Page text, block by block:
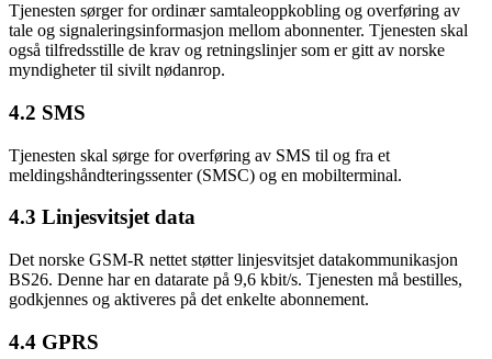
Tjenesten sørger for ordinær samtaleoppkobling og overføring av
tale og signaleringsinformasjon mellom abonnenter. Tjenesten skal
også tilfredsstille de krav og retningslinjer som er gitt av norske
myndigheter til sivilt nødanrop.
4.2 SMS
Tjenesten skal sørge for overføring av SMS til og fra et
meldingshåndteringssenter (SMSC) og en mobilterminal.
4.3 Linjesvitsjet data
Det norske GSM-R nettet støtter linjesvitsjet datakommunikasjon
BS26. Denne har en datarate på 9,6 kbit/s. Tjenesten må bestilles,
godkjennes og aktiveres på det enkelte abonnement.
4.4 GPRS